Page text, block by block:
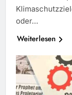
oder…
Weiterlesen